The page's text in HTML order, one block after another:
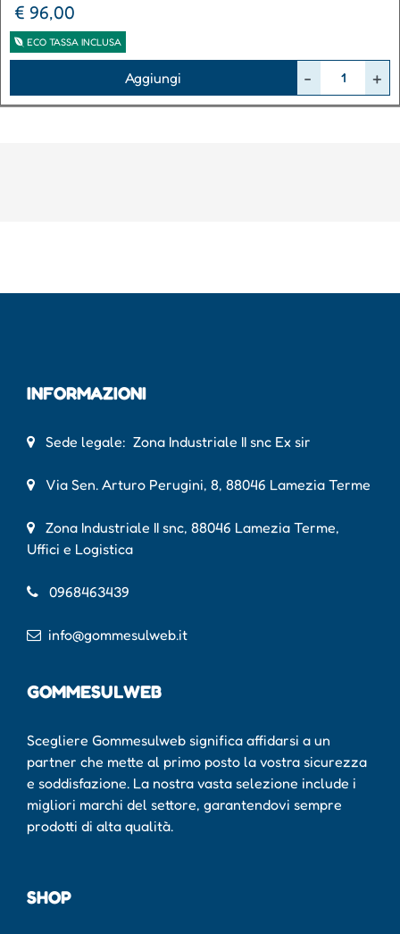
€ 96,00
ECO TASSA INCLUSA
Aggiungi
INFORMAZIONI
Sede legale: Zona Industriale II snc Ex sir
Via Sen. Arturo Perugini, 8, 88046 Lamezia Terme
Zona Industriale II snc, 88046 Lamezia Terme,
Uffici e Logistica
0968463439
info@gommesulweb.it
GOMMESULWEB
Scegliere Gommesulweb significa affidarsi a un
partner che mette al primo posto la vostra sicurezza
e soddisfazione. La nostra vasta selezione include i
migliori marchi del settore, garantendovi sempre
prodotti di alta qualità.
SHOP